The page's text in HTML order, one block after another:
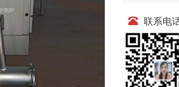
联系电